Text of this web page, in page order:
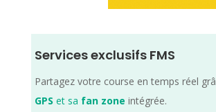
Services exclusifs FMS
Partagez votre course en temps réel
GPS et sa fan zone intégrée.